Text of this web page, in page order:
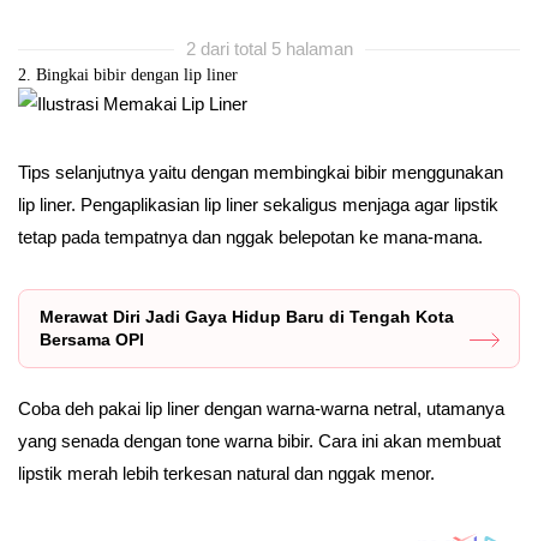
2 dari total 5 halaman
2. Bingkai bibir dengan lip liner
Tips selanjutnya yaitu dengan membingkai bibir menggunakan
lip liner. Pengaplikasian lip liner sekaligus menjaga agar lipstik
tetap pada tempatnya dan nggak belepotan ke mana-mana.
Merawat Diri Jadi Gaya Hidup Baru di Tengah Kota
Bersama OPI
Coba deh pakai lip liner dengan warna-warna netral, utamanya
yang senada dengan tone warna bibir. Cara ini akan membuat
lipstik merah lebih terkesan natural dan nggak menor.